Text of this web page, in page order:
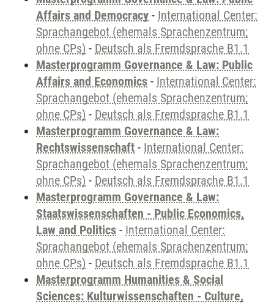
Affairs and Democracy - International Center:
Sprachangebot (ehemals Sprachenzentrum;
ohne CPs) - Deutsch als Fremdsprache B1.1
Masterprogramm Governance & Law: Public
Affairs and Economics - International Center:
Sprachangebot (ehemals Sprachenzentrum;
ohne CPs) - Deutsch als Fremdsprache B1.1
Masterprogramm Governance & Law:
Rechtswissenschaft - International Center:
Sprachangebot (ehemals Sprachenzentrum;
ohne CPs) - Deutsch als Fremdsprache B1.1
Masterprogramm Governance & Law:
Staatswissenschaften - Public Economics,
Law and Politics - International Center:
Sprachangebot (ehemals Sprachenzentrum;
ohne CPs) - Deutsch als Fremdsprache B1.1
Masterprogramm Humanities & Social
Sciences: Kulturwissenschaften - Culture,